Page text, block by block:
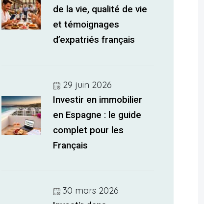
de la vie, qualité de vie
et témoignages
d’expatriés français
29 juin 2026
Investir en immobilier
en Espagne : le guide
complet pour les
Français
30 mars 2026